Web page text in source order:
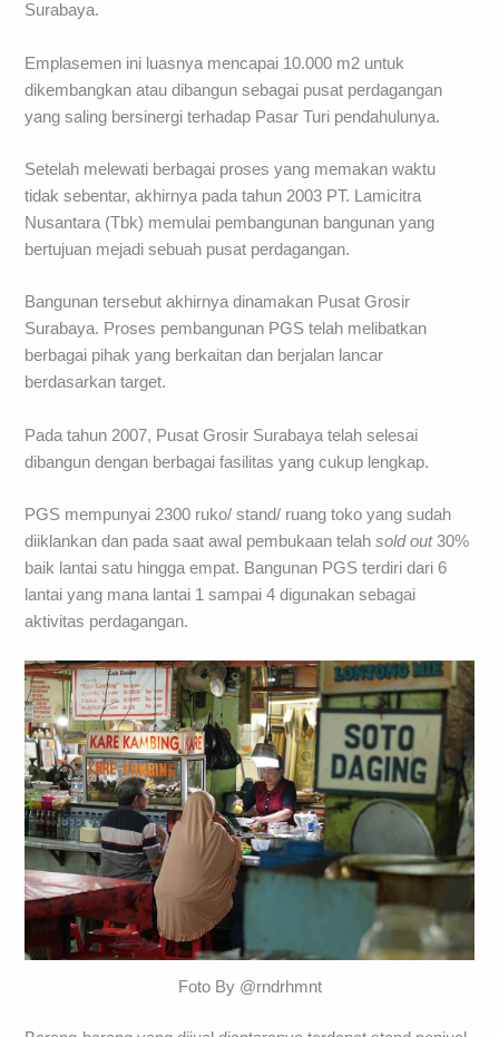
Surabaya.
Emplasemen ini luasnya mencapai 10.000 m2 untuk
dikembangkan atau dibangun sebagai pusat perdagangan
yang saling bersinergi terhadap Pasar Turi pendahulunya.
Setelah melewati berbagai proses yang memakan waktu
tidak sebentar, akhirnya pada tahun 2003 PT. Lamicitra
Nusantara (Tbk) memulai pembangunan bangunan yang
bertujuan mejadi sebuah pusat perdagangan.
Bangunan tersebut akhirnya dinamakan Pusat Grosir
Surabaya. Proses pembangunan PGS telah melibatkan
berbagai pihak yang berkaitan dan berjalan lancar
berdasarkan target.
Pada tahun 2007, Pusat Grosir Surabaya telah selesai
dibangun dengan berbagai fasilitas yang cukup lengkap.
PGS mempunyai 2300 ruko/ stand/ ruang toko yang sudah
diiklankan dan pada saat awal pembukaan telahsold out30%
baik lantai satu hingga empat. Bangunan PGS terdiri dari 6
lantai yang mana lantai 1 sampai 4 digunakan sebagai
aktivitas perdagangan.
Foto By @rndrhmnt